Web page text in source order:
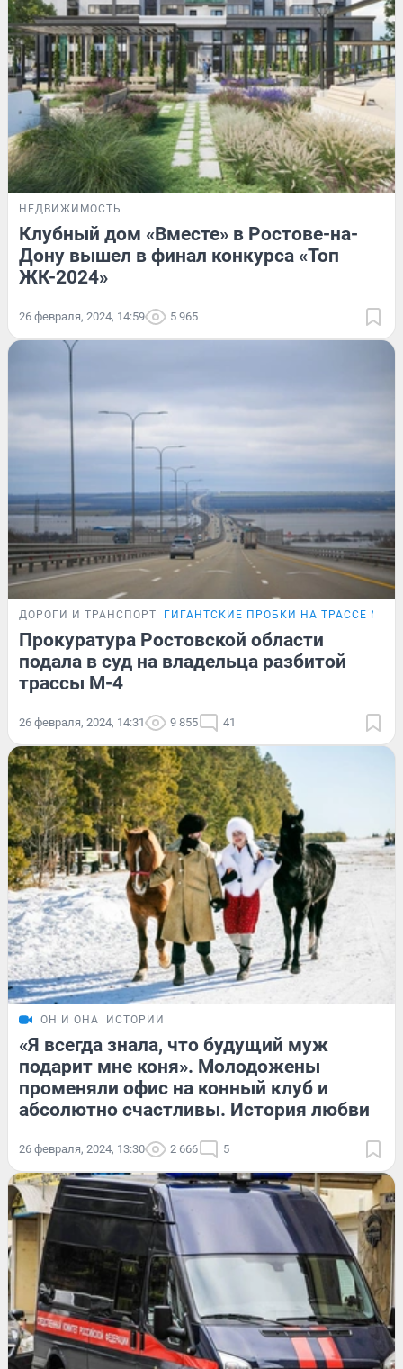
НЕДВИЖИМОСТЬ
Клубный дом «Вместе» в Ростове-на-
Дону вышел в финал конкурса «Топ
ЖК-2024»
26 февраля, 2024, 14:59 5 965
ДОРОГИ И ТРАНСПОРТ ГИГАНТСКИЕ ПРОБКИ НА ТРАССЕ М-4
Прокуратура Ростовской области
подала в суд на владельца разбитой
трассы М-4
26 февраля, 2024, 14:31 9 855 41
ОН И ОНА ИСТОРИИ
«Я всегда знала, что будущий муж
подарит мне коня». Молодожены
променяли офис на конный клуб и
абсолютно счастливы. История любви
26 февраля, 2024, 13:30 2 666 5